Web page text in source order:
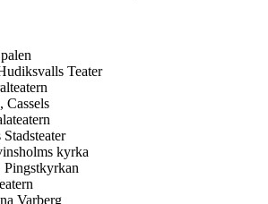
Teater
Cassels
kyrka
Pingstkyrkan
Varberg